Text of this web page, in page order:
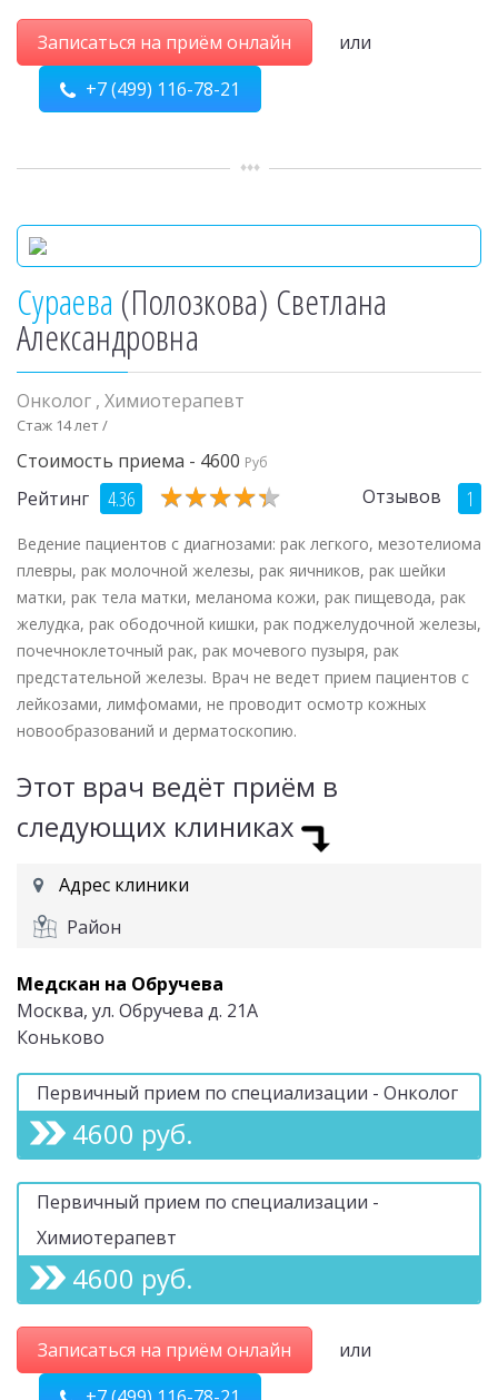
Записаться на приём онлайн
или
+7 (499) 116-78-21
Сураева (Полозкова) Светлана
Александровна
Онколог , Химиотерапевт
Стаж 14 лет /
Стоимость приема - 4600 Руб
Рейтинг 4.36 ★★★★★
★★★★★ Отзывов 1
Ведение пациентов с диагнозами: рак легкого, мезотелиома
плевры, рак молочной железы, рак яичников, рак шейки
матки, рак тела матки, меланома кожи, рак пищевода, рак
желудка, рак ободочной кишки, рак поджелудочной железы,
почечноклеточный рак, рак мочевого пузыря, рак
предстательной железы. Врач не ведет прием пациентов с
лейкозами, лимфомами, не проводит осмотр кожных
новообразований и дерматоскопию.
Этот врач ведёт приём в
следующих клиниках
Адрес клиники
Район
Медскан на Обручева
Москва, ул. Обручева д. 21А
Коньково
Первичный прием по специализации - Онколог
4600 руб.
Первичный прием по специализации -
Химиотерапевт
4600 руб.
Записаться на приём онлайн
или